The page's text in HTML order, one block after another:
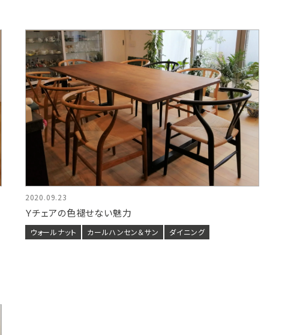
2020.09.23
Ｙチェアの色褪せない魅力
ウォールナット カールハンセン＆サン ダイニング